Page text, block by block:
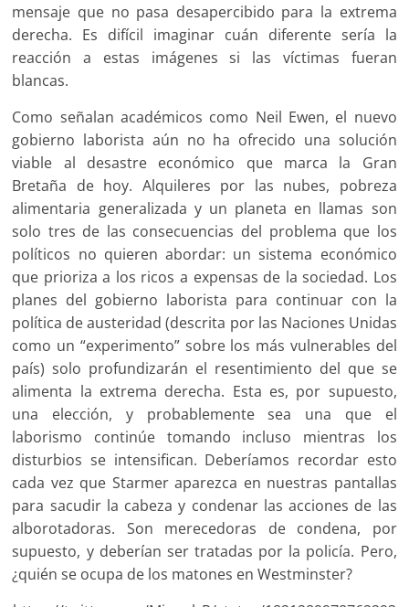
mensaje que no pasa desapercibido para la extrema
derecha. Es difícil imaginar cuán diferente sería la
reacción a estas imágenes si las víctimas fueran
blancas.
Como señalan académicos como Neil Ewen, el nuevo
gobierno laborista aún no ha ofrecido una solución
viable al desastre económico que marca la Gran
Bretaña de hoy. Alquileres por las nubes, pobreza
alimentaria generalizada y un planeta en llamas son
solo tres de las consecuencias del problema que los
políticos no quieren abordar: un sistema económico
que prioriza a los ricos a expensas de la sociedad. Los
planes del gobierno laborista para continuar con la
política de austeridad (descrita por las Naciones Unidas
como un “experimento” sobre los más vulnerables del
país) solo profundizarán el resentimiento del que se
alimenta la extrema derecha. Esta es, por supuesto,
una elección, y probablemente sea una que el
laborismo continúe tomando incluso mientras los
disturbios se intensifican. Deberíamos recordar esto
cada vez que Starmer aparezca en nuestras pantallas
para sacudir la cabeza y condenar las acciones de las
alborotadoras. Son merecedoras de condena, por
supuesto, y deberían ser tratadas por la policía. Pero,
¿quién se ocupa de los matones en Westminster?